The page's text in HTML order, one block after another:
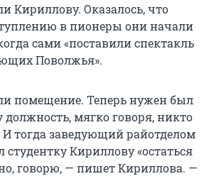
Кириллову. Оказалось, что
в пионеры они начали
сами «поставили спектакль
Поволжья».
помещение. Теперь нужен был
мягко говоря, никто
И тогда заведующий райотделом
студентку Кириллову «остаться
говорю, — пишет Кириллова. —